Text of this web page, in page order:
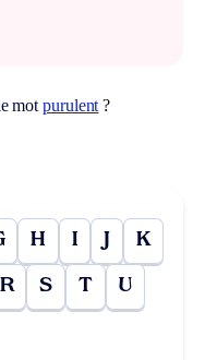
motpurulent ?
H I J K
R S T U